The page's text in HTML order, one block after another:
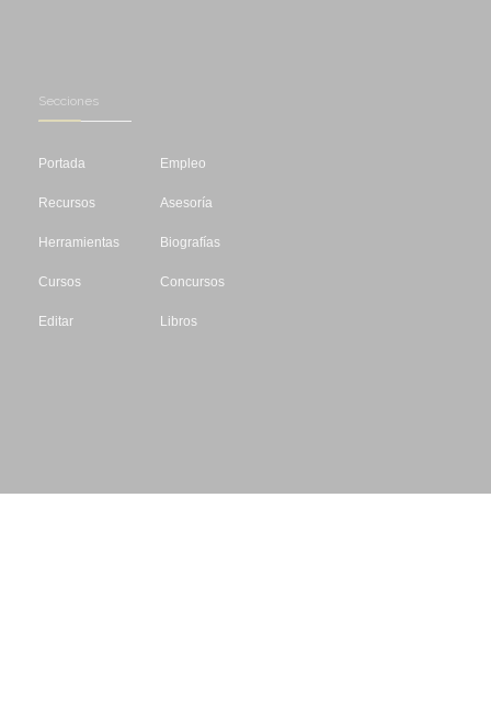
Secciones
Portada
Recursos
Herramientas
Cursos
Editar
Empleo
Asesoría
Biografías
Concursos
Libros